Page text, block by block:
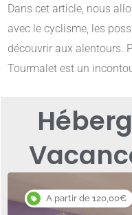
Dans cet article, nous
avec le cyclisme, les
découvrir aux alentours.
Tourmalet est un
A partir de 120,00€